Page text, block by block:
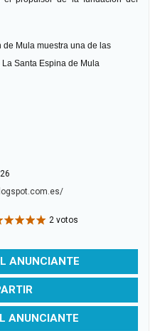
Mula muestra una de las
Santa Espina de Mula
2 votos
ANUNCIANTE
ANUNCIANTE